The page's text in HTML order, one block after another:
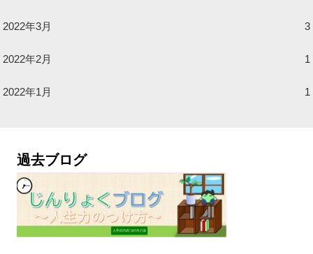
2022年3月 3
2022年2月 1
2022年1月 1
過去ブログ